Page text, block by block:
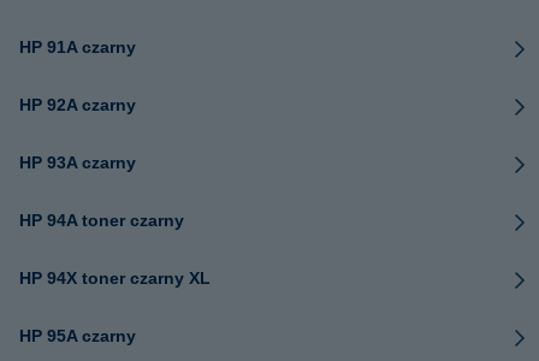
HP 91A czarny
HP 92A czarny
HP 93A czarny
HP 94A toner czarny
HP 94X toner czarny XL
HP 95A czarny